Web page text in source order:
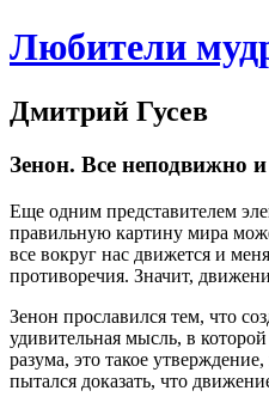
Любители
Дмитрий Гусев
Зенон. Все неподвижно
Еще одним представителем
правильную картину мира
все вокруг нас движется и
противоречия. Значит,
Зенон прославился тем, что
удивительная мысль, в
разума, это такое
пытался доказать, что